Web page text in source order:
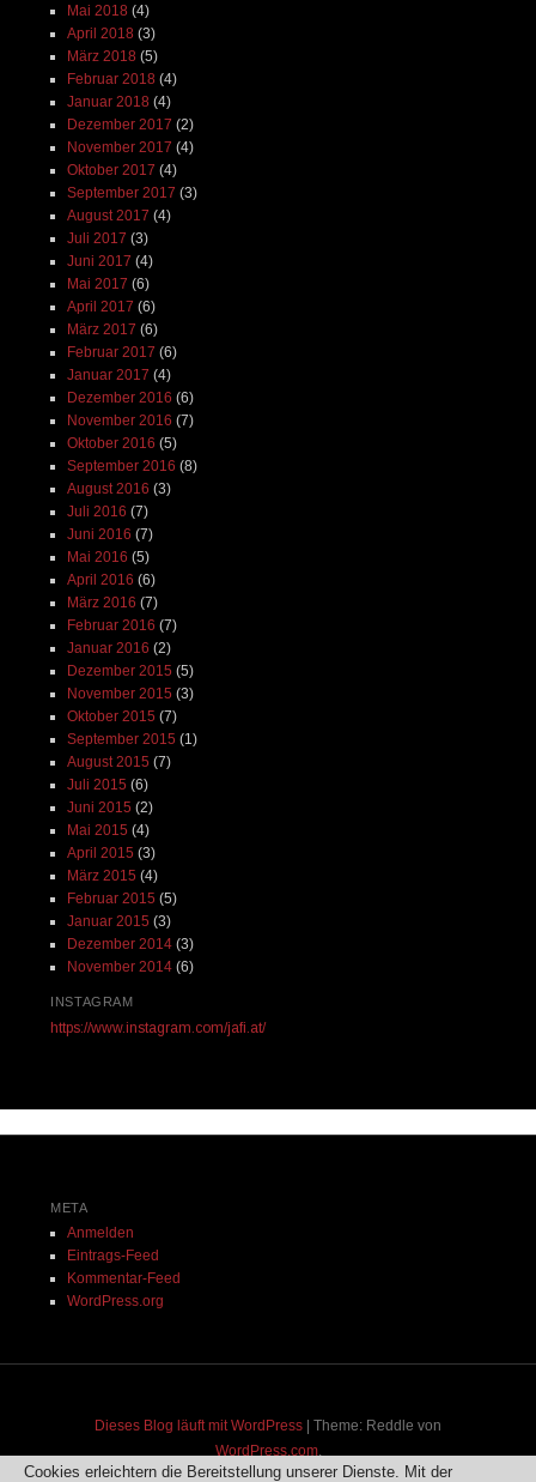
Mai 2018 (4)
April 2018 (3)
März 2018 (5)
Februar 2018 (4)
Januar 2018 (4)
Dezember 2017 (2)
November 2017 (4)
Oktober 2017 (4)
September 2017 (3)
August 2017 (4)
Juli 2017 (3)
Juni 2017 (4)
Mai 2017 (6)
April 2017 (6)
März 2017 (6)
Februar 2017 (6)
Januar 2017 (4)
Dezember 2016 (6)
November 2016 (7)
Oktober 2016 (5)
September 2016 (8)
August 2016 (3)
Juli 2016 (7)
Juni 2016 (7)
Mai 2016 (5)
April 2016 (6)
März 2016 (7)
Februar 2016 (7)
Januar 2016 (2)
Dezember 2015 (5)
November 2015 (3)
Oktober 2015 (7)
September 2015 (1)
August 2015 (7)
Juli 2015 (6)
Juni 2015 (2)
Mai 2015 (4)
April 2015 (3)
März 2015 (4)
Februar 2015 (5)
Januar 2015 (3)
Dezember 2014(3)
November 2014(6)
INSTAGRAM
https://www.instagram.com/jafi.at/
META
Anmelden
Eintrags-Feed
Kommentar-Feed
WordPress.org
Dieses Blog läuft mit WordPress | Theme: Reddle von
WordPress.com.
Cookies erleichtern die Bereitstellung unserer Dienste. Mit der